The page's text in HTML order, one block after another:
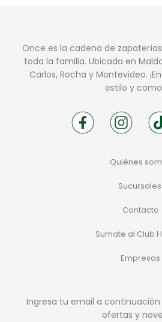
Once es la cadena de
toda la familia. Ubicada en
Carlos, Rocha y Montevideo.
estilo y
Quiénes
Sucursales
Contacto
Sumate al Club
Empresas
Ingresa tu email a
ofertas y